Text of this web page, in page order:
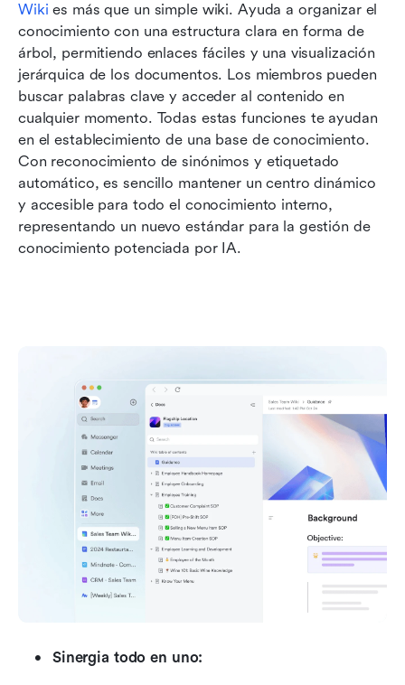
Wiki es más que un simple wiki. Ayuda a organizar el
conocimiento con una estructura clara en forma de
árbol, permitiendo enlaces fáciles y una visualización
jerárquica de los documentos. Los miembros pueden
buscar palabras clave y acceder al contenido en
cualquier momento. Todas estas funciones te ayudan
en el establecimiento de una base de conocimiento.
Con reconocimiento de sinónimos y etiquetado
automático, es sencillo mantener un centro dinámico
y accesible para todo el conocimiento interno,
representando un nuevo estándar para la gestión de
conocimiento potenciada por IA.
Sinergia todo en uno: